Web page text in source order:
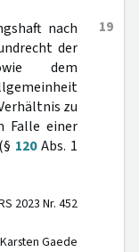
19
nach
der
dem
zu
Falle einer
120Abs. 1
2023 Nr. 452
Gaede